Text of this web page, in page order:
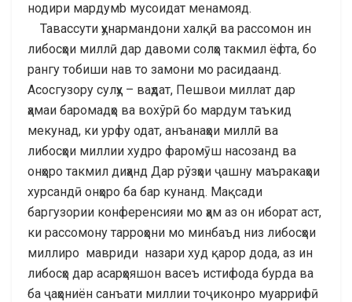
нодири мардумb мусоидат менамояд.
Тавассути ҳунармандони халқӣ ва рассомон ин
либосҳои миллӣ дар давоми солҳо такмил ёфта, бо
рангу тобиши нав то замони мо расидаанд.
Асосгузору сулҳу – ваҳдат, Пешвои миллат дар
ҳамаи баромадҳо ва вохўрӣ бо мардум таъкид
мекунад, ки урфу одат, анъанаҳои миллӣ ва
либосҳои миллии худро фаромӯш насозанд ва
онҳоро такмил диҳанд Дар рўзҳои ҷашну маъракаҳои
хурсандӣ онҳоро ба бар кунанд. Мақсади
баргузории конференсияи мо ҳам аз он иборат аст,
ки рассомону тарроҳони мо минбаъд низ либосҳои
миллиро мавриди назари худ қарор дода, аз ин
либосҳо дар асарҳояшон васеъ истифода бурда ва
ба ҷаҳониён санъати миллии тоҷиконро муаррифӣ